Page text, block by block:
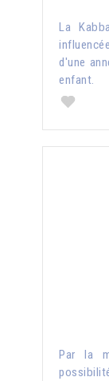
La
d'une
enfant.
Par la